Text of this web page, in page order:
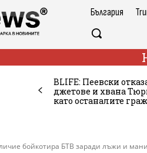
България
BLIFE: Пеевски
джетове и хвана
като останалите
бойкотира БТВ заради лъжи и